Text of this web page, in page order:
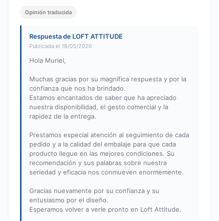
Opinión traducida
Respuesta de LOFT ATTITUDE
Publicada el 18/05/2026
Hola Muriel,
Muchas gracias por su magnífica respuesta y por la
confianza que nos ha brindado.
Estamos encantados de saber que ha apreciado
nuestra disponibilidad, el gesto comercial y la
rapidez de la entrega.
Prestamos especial atención al seguimiento de cada
pedido y a la calidad del embalaje para que cada
producto llegue en las mejores condiciones. Su
recomendación y sus palabras sobre nuestra
seriedad y eficacia nos conmueven enormemente.
Gracias nuevamente por su confianza y su
entusiasmo por el diseño.
Esperamos volver a verle pronto en Loft Attitude.